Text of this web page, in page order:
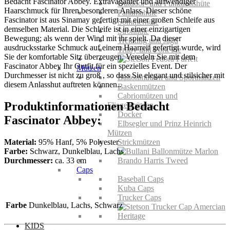
Outdoor- und Funktionshüte
Panamahüte
Sommerhüte
Strohhüte
Trekking und Jagd
Trilby und Pork Pie
Mützen
Ballonmützen und Sportmützen
Baskenmützen
Cabriomützen und
Fliegermützen
Docker
Elbsegler und Prinz Heinrich
Mützen
Strickmützen
Caps
Baseball Caps
Kuba Caps
Trucker Caps
KIDS
Haarschmuck für Ihren besonderen Anlass. Dieser schöne
Fascinator ist aus Sinamay gefertigt mit einer großen Schleife aus
demselben Material. Die Schleife ist in einer einzigartigen
Bewegung; als wenn der Wind mit ihr spielt. Da dieser
ausdrucksstarke Schmuck auf einem Haarreif gefertigt wurde, wird
Sie der komfortable Sitz überzeugen. Veredeln Sie mit dem
Fascinator Abbey Ihr Outfit für ein spezielles Event. Der
Durchmesser ist nicht zu groß , so dass Sie elegant und stilsicher mit
diesem Anlasshut auftreten können..
Produktinformationen Bedacht
Fascinator Abbey:
Material: 95% Hanf, 5% Polyester
Farbe: Schwarz, Dunkelblau, Lachs
Durchmesser: ca. 33 cm
Farbe Dunkelblau, Lachs, Schwarz